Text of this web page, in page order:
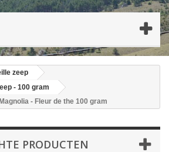
zeep
- 100 gram
- Fleur de the 100 gram
PRODUCTEN